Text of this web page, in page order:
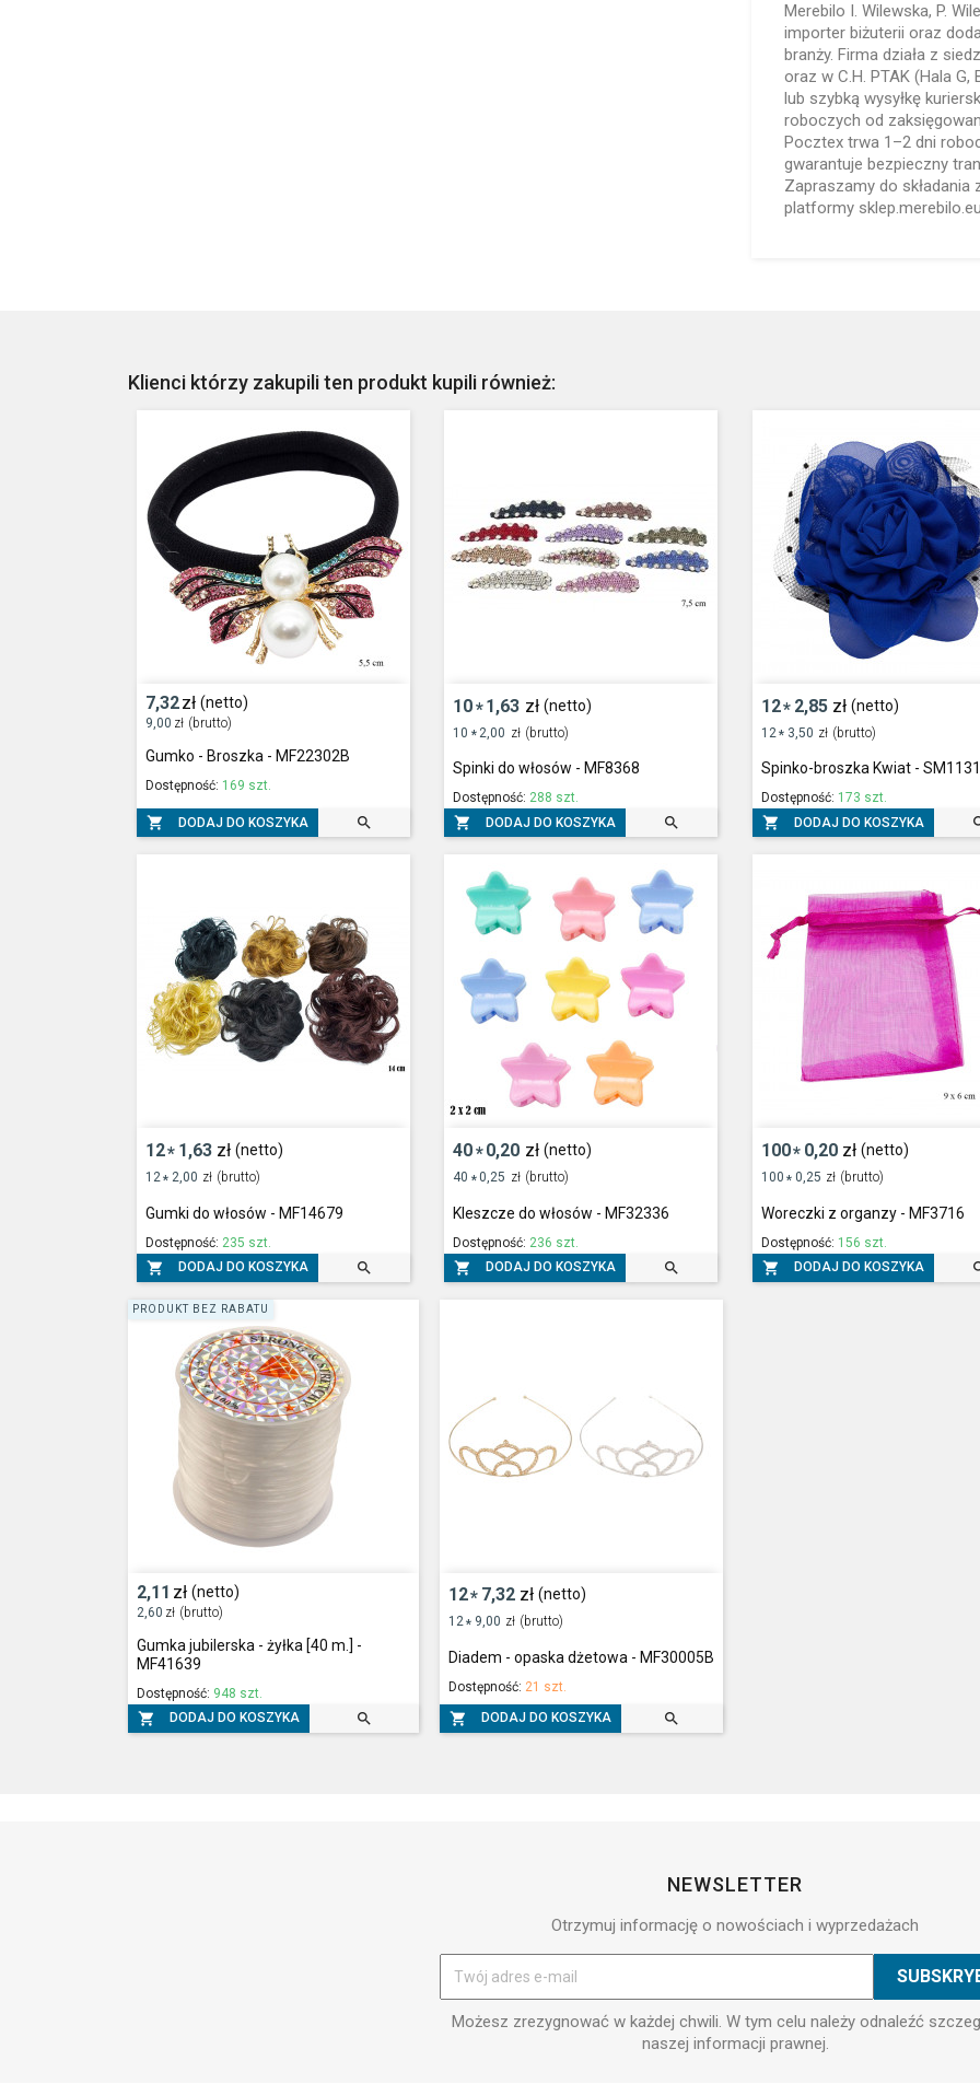
Merebilo I. Wilewska, P.
importer biżuterii oraz
branży. Firma działa z
oraz w C.H. PTAK (Hala
lub szybką wysyłkę
roboczych od
Pocztex trwa 1–2 dni
gwarantuje bezpieczny
Zapraszamy do
platformy
Klienci którzy zakupili ten produkt kupili również:
7,32zł (netto)
9,00 zł (brutto)
Gumko - Broszka - MF22302B
Dostępność: 169 szt.
 DODAJ DO KOSZYKA 
10*1,63 zł (netto)
10 * 2,00 zł (brutto)
Spinki do włosów - MF8368
Dostępność: 288 szt.
 DODAJ DO KOSZYKA 
12* 2,85 zł (netto)
12 * 3,50 zł (brutto)
Spinko-broszka Kwiat -
Dostępność: 173 szt.
 DODAJ DO KOSZYKA
12* 1,63 zł (netto)
12 * 2,00 zł (brutto)
Gumki do włosów - MF14679
Dostępność: 235 szt.
 DODAJ DO KOSZYKA 
40*0,20 zł (netto)
40 *0,25 zł (brutto)
Kleszcze do włosów - MF32336
Dostępność: 236 szt.
 DODAJ DO KOSZYKA 
100* 0,20 zł (netto)
100 * 0,25 zł (brutto)
Woreczki z organzy - MF3716
Dostępność: 156 szt.
 DODAJ DO KOSZYKA
2,11 zł (netto)
2,60 zł (brutto)
Gumka jubilerska - żyłka [40 m.] -
MF41639
Dostępność: 948 szt.
 DODAJ DO KOSZYKA 
PRODUKT BEZ RABATU
12* 7,32 zł (netto)
12* 9,00 zł (brutto)
Diadem - opaska dżetowa - MF30005B
Dostępność: 21 szt.
 DODAJ DO KOSZYKA 
NEWSLETTER
Otrzymuj informację o nowościach i wyprzedażach
Możesz zrezygnować w każdej chwili. W tym celu należy odnaleźć
naszej informacji prawnej.